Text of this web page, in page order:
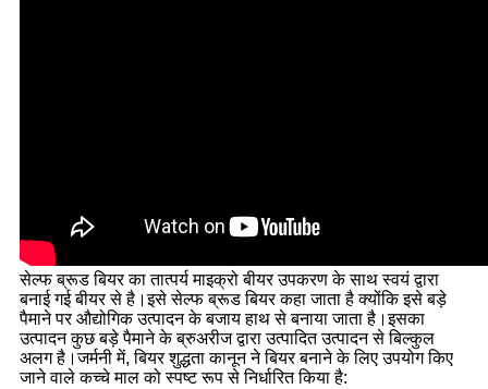
सेल्फ ब्रूड बियर का तात्पर्य माइक्रो बीयर उपकरण के साथ स्वयं द्वारा
बनाई गई बीयर से है।इसे सेल्फ ब्रूड बियर कहा जाता है क्योंकि इसे बड़े
पैमाने पर औद्योगिक उत्पादन के बजाय हाथ से बनाया जाता है।इसका
उत्पादन कुछ बड़े पैमाने के ब्रुअरीज द्वारा उत्पादित उत्पादन से बिल्कुल
अलग है।जर्मनी में, बियर शुद्धता कानून ने बियर बनाने के लिए उपयोग किए
जाने वाले कच्चे माल को स्पष्ट रूप से निर्धारित किया है: